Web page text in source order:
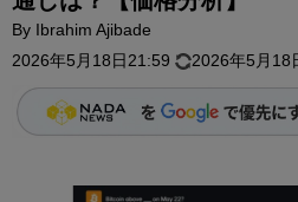
By Ibrahim Ajibade
2026年5月18日21:59
2026年5月18